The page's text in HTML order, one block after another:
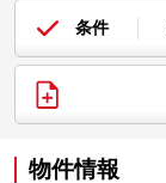
条件
物件情報